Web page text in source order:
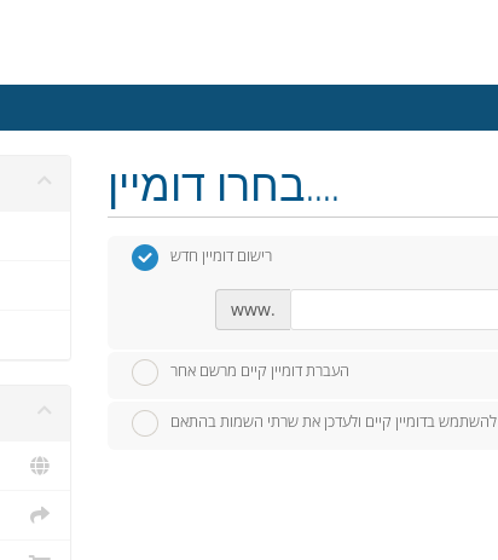
בחרו דומיין....
רישום דומיין חדש
www.
העברת דומיין קיים מרשם אחר
להשתמש בדומיין קיים ולעדכן את שרתי השמות בהתאם